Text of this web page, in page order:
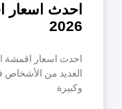
احدث اسعار
2026
احدث اسعار اقمشة
العديد من الأشخاص
وكبيرة